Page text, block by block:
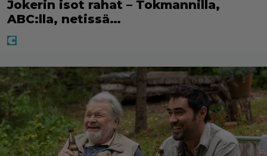
Jokerin isot rahat – Tokmannilla,
ABC:lla, netissä…